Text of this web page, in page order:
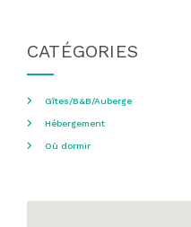
CATÉGORIES
Gîtes/B&B/Auberge
Hébergement
Où dormir